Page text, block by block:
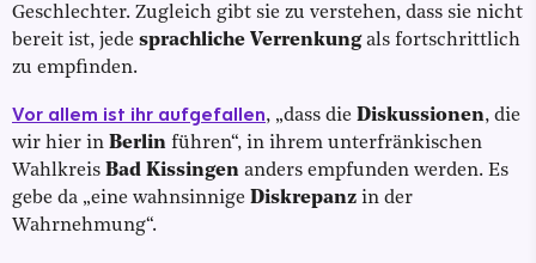
Geschlechter. Zugleich gibt sie zu verstehen, dass sie nicht
bereit ist, jede sprachliche Verrenkungals fortschrittlich
zu empfinden.
Vor allem ist ihr aufgefallen, „dass die Diskussionen, die
wir hier in Berlin führen“, in ihrem unterfränkischen
Wahlkreis Bad Kissingen anders empfunden werden. Es
gebe da „eine wahnsinnige Diskrepanz in der
Wahrnehmung“.